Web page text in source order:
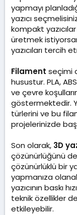
yapmayı
yazıcı
kompakt
üretmek
yazıcıları tercih
Filament seçimi
husustur. PLA,
ve çevre
göstermektedir.
türlerini ve bu
projelerinizde
Son olarak, 3D
çözünürlüğünü
çözünürlüklü bir
yapmanıza
yazıcının baskı
teknik özellikler
etkileyebilir.